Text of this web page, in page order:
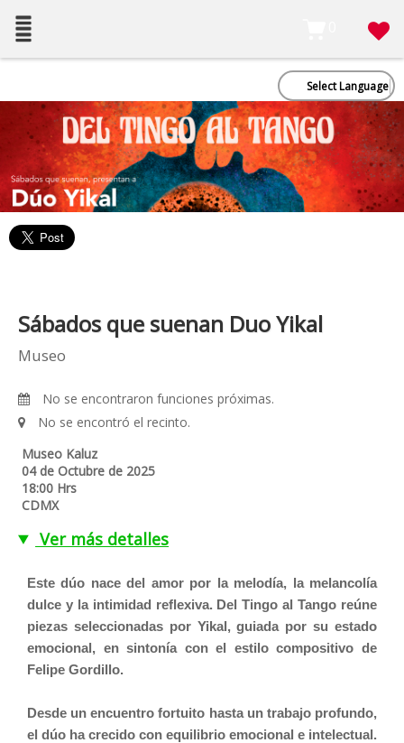
Select Language
Sábados que suenan Duo Yikal
Museo
No se encontraron funciones próximas.
No se encontró el recinto.
Museo Kaluz
04 de Octubre de 2025
18:00 Hrs
CDMX
Ver más detalles
Este dúo nace del amor por la melodía, la melancolía
dulce y la intimidad reflexiva. Del Tingo al Tango reúne
piezas seleccionadas por Yikal, guiada por su estado
emocional, en sintonía con el estilo compositivo de
Felipe Gordillo.
Desde un encuentro fortuito hasta un trabajo profundo,
el dúo ha crecido con equilibrio emocional e intelectual.